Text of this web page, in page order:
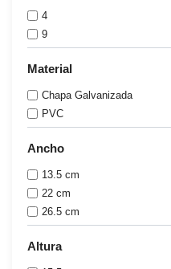
4
9
Material
Chapa Galvanizada
PVC
Ancho
13.5 cm
22 cm
26.5 cm
Altura